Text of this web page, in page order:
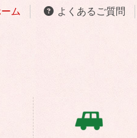
ム よくあるご質問